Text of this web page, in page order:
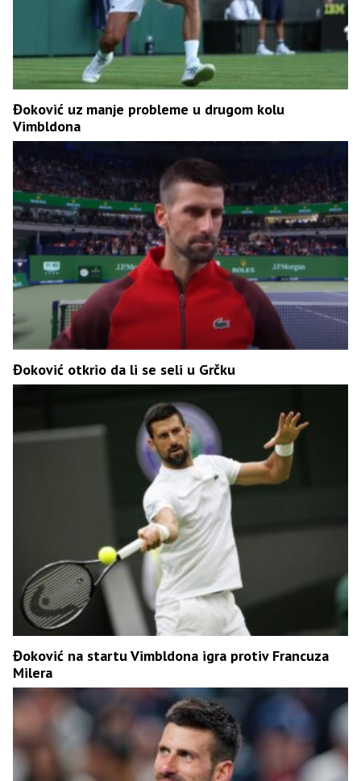
Đoković uz manje probleme u drugom kolu
Vimbldona
Đoković otkrio da li se seli u Grčku
Đoković na startu Vimbldona igra protiv Francuza
Milera